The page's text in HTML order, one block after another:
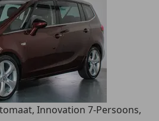
Innovation 7-Persoons,